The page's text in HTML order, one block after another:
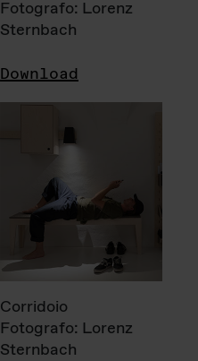
Fotografo: Lorenz
Sternbach
Download
Corridoio
Fotografo: Lorenz
Sternbach